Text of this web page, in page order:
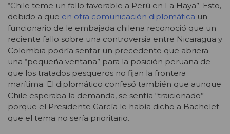
“Chile teme un fallo favorable a Perú en La Haya”. Esto,
debido a que en otra comunicación diplomática un
funcionario de le embajada chilena reconoció que un
reciente fallo sobre una controversia entre Nicaragua y
Colombia podría sentar un precedente que abriera
una “pequeña ventana” para la posición peruana de
que los tratados pesqueros no fijan la frontera
marítima. El diplomático confesó también que aunque
Chile esperaba la demanda, se sentía “traicionado”
porque el Presidente García le había dicho a Bachelet
que el tema no sería prioritario.